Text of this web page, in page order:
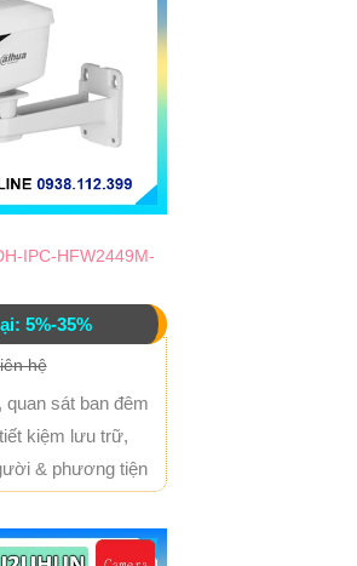
IPC-HFW2449M-
5%-35%
hệ
sát ban đêm
kiệm lưu trữ,
& phương tiện